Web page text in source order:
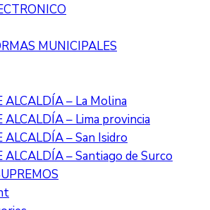
MUNICIPALES
ALCALDÍA – La Molina
ALCALDÍA – Lima provincia
ALCALDÍA – San Isidro
ALCALDÍA – Santiago de Surco